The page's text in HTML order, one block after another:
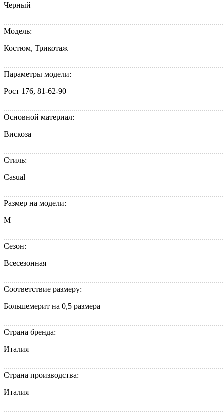
Черный
Модель:
Костюм, Трикотаж
Параметры модели:
Рост 176, 81-62-90
Основной материал:
Вискоза
Стиль:
Casual
Размер на модели:
M
Сезон:
Всесезонная
Соответствие размеру:
Большемерит на 0,5 размера
Страна бренда:
Италия
Страна производства:
Италия